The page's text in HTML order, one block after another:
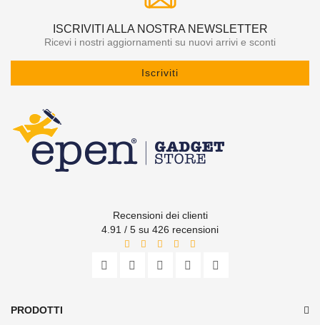
ISCRIVITI ALLA NOSTRA NEWSLETTER
Ricevi i nostri aggiornamenti su nuovi arrivi e sconti
Iscriviti
Recensioni dei clienti
4.91 / 5 su 426 recensioni
PRODOTTI